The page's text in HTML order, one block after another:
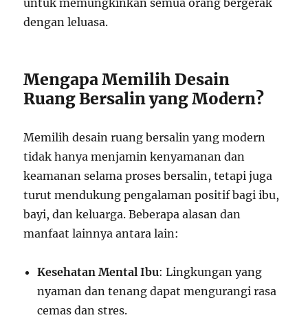
untuk memungkinkan semua orang bergerak
dengan leluasa.
Mengapa Memilih Desain
Ruang Bersalin yang Modern?
Memilih desain ruang bersalin yang modern
tidak hanya menjamin kenyamanan dan
keamanan selama proses bersalin, tetapi juga
turut mendukung pengalaman positif bagi ibu,
bayi, dan keluarga. Beberapa alasan dan
manfaat lainnya antara lain:
Kesehatan Mental Ibu: Lingkungan yang
nyaman dan tenang dapat mengurangi rasa
cemas dan stres.